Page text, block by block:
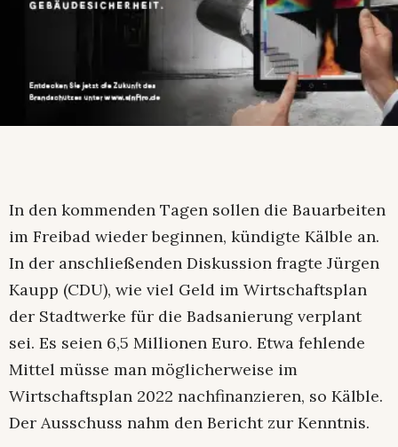
In den kommenden Tagen sollen die Bauarbeiten
im Freibad wieder beginnen, kündigte Kälble an.
In der anschließenden Diskussion fragte Jürgen
Kaupp (CDU), wie viel Geld im Wirtschaftsplan
der Stadtwerke für die Badsanierung verplant
sei. Es seien 6,5 Millionen Euro. Etwa fehlende
Mittel müsse man möglicherweise im
Wirtschaftsplan 2022 nachfinanzieren, so Kälble.
Der Ausschuss nahm den Bericht zur Kenntnis.